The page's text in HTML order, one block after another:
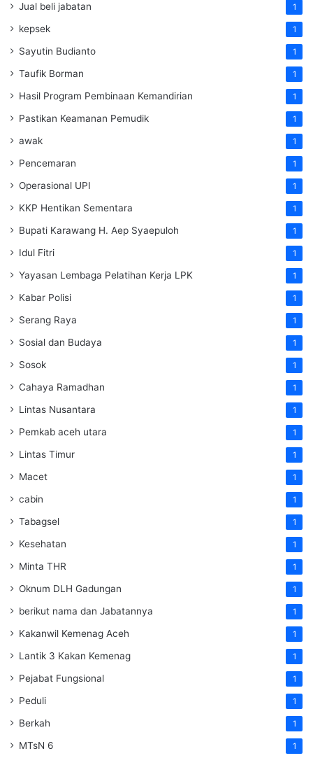
Jual beli jabatan 1
kepsek 1
Sayutin Budianto 1
Taufik Borman 1
Hasil Program Pembinaan Kemandirian 1
Pastikan Keamanan Pemudik 1
awak 1
Pencemaran 1
Operasional UPI 1
KKP Hentikan Sementara 1
Bupati Karawang H. Aep Syaepuloh 1
Idul Fitri 1
Yayasan Lembaga Pelatihan Kerja LPK 1
Kabar Polisi 1
Serang Raya 1
Sosial dan Budaya 1
Sosok 1
Cahaya Ramadhan 1
Lintas Nusantara 1
Pemkab aceh utara 1
Lintas Timur 1
Macet 1
cabin 1
Tabagsel 1
Kesehatan 1
Minta THR 1
Oknum DLH Gadungan 1
berikut nama dan Jabatannya 1
Kakanwil Kemenag Aceh 1
Lantik 3 Kakan Kemenag 1
Pejabat Fungsional 1
Peduli 1
Berkah 1
MTsN 6 1